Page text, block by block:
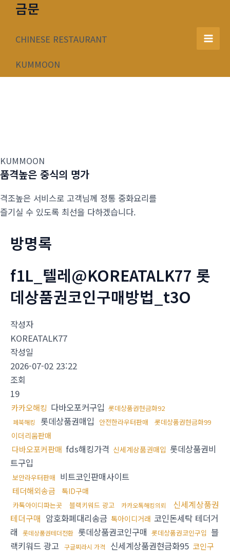
너
금문
CHINESE RESTAURANT
KUMMOON
Main
KUMMOON
품격높은 중식의 명가
격조높은 서비스로 고객님께 정통 중화요리를
즐기실 수 있도록 최선을 다하겠습니다.
방명록
f1L_텔레@KOREATALK77 롯
데상품권코인구매방법_t3O
작성자
KOREATALK77
작성일
2026-07-02 23:22
조회
19
카카오해킹 다바오포커구입 롯데상품권현금화92
페북해킹 롯데상품권매입 안전한라우터판매 롯데상품권현금화99
이더리움판매
다바오포커판매 fds해킹가격 신세계상품권매입 롯데상품권비
트구입
보안라우터판매 비트코인판매사이트
테더해외송금 톡ID구매
카톡아이디파는곳 블랙키워드 광고 카카오톡해킹의뢰
신세계상품권
테더구매 암호화폐대리송금 톡아이디거래 코인돈세탁 테더거
래
롯데상품권테더전환 롯데상품권코인구매 롯데상품권코인구입 블
랙키워드 광고 구글찌라시 가격 신세계상품권현금화95 코인구